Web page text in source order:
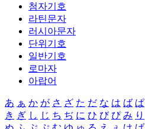
첨자기호
라틴문자
러시아문자
단위기호
일반기호
로마자
아랍어
あ ぁ か が さ ざ た だ な は ば ぱ
き ぎ し じ ち ぢ に ひ び ぴ み り